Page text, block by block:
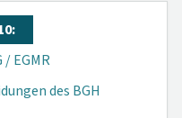
EGMR
des BGH